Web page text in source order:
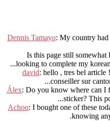
Dennis Tamayo:My
Is this page still
looking to complete
.
david:hello,tres
conseiller
.
Álex : Do you know
Achoo: I bought one of